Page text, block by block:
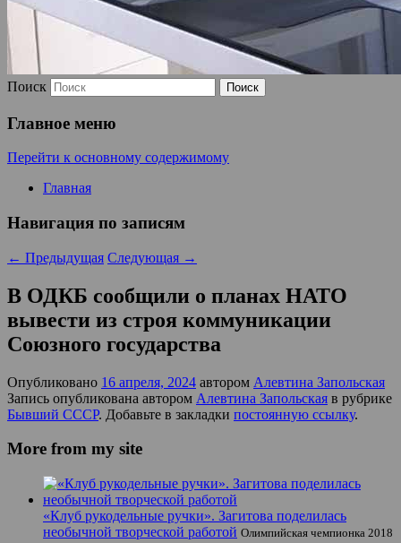
Поиск
Главное меню
Перейти к основному содержимому
Главная
Навигация по записям
← Предыдущая Следующая →
В ОДКБ сообщили о планах НАТО
вывести из строя коммуникации
Союзного государства
Опубликовано 16 апреля, 2024 автором Алевтина Запольская
Запись опубликована автором Алевтина Запольская в рубрике
Бывший СССР. Добавьте в закладки постоянную ссылку.
More from my site
«Клуб рукодельные ручки». Загитова поделилась
необычной творческой работой Олимпийская чемпионка 2018